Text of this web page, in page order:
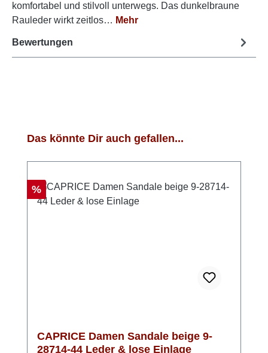
komfortabel und stilvoll unterwegs. Das dunkelbraune
Rauleder wirkt zeitlos… Mehr
Bewertungen
Produktgalerie überspringen
Das könnte Dir auch gefallen...
Rabatt
%
CAPRICE Damen Sandale beige 9-
28714-44 Leder & lose Einlage